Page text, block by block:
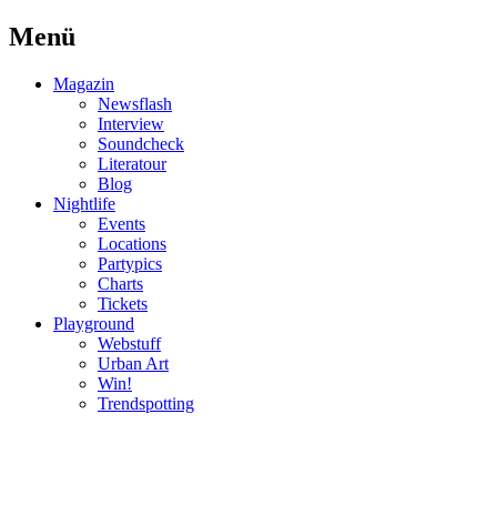
Menü
Magazin
Newsflash
Interview
Soundcheck
Literatour
Blog
Nightlife
Events
Locations
Partypics
Charts
Tickets
Playground
Webstuff
Urban Art
Win!
Trendspotting